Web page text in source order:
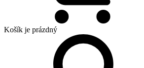
Košík je prázdný